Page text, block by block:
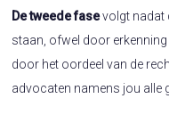
De tweede fasevolgt nadat
staan, ofwel door
door het oordeel van de
advocaten namens jou alle